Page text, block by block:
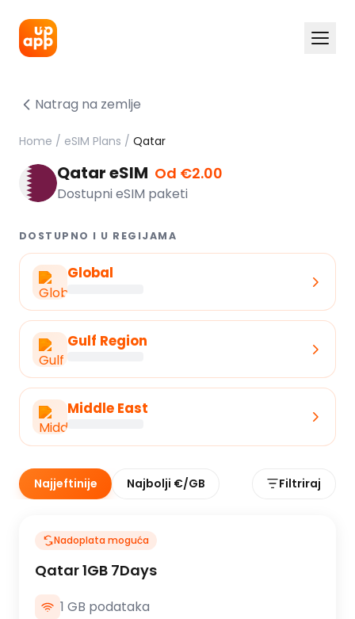
Natrag na zemlje
Home / eSIM Plans / Qatar
Qatar eSIM Od €2.00
Dostupni eSIM paketi
DOSTUPNO I U REGIJAMA
Global
Gulf Region
Middle East
Najjeftinije Najbolji €/GB Filtriraj
Nadoplata moguća
Qatar 1GB 7Days
1 GB podataka